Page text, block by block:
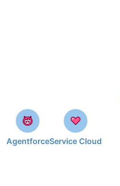
AgentforceService Cloud